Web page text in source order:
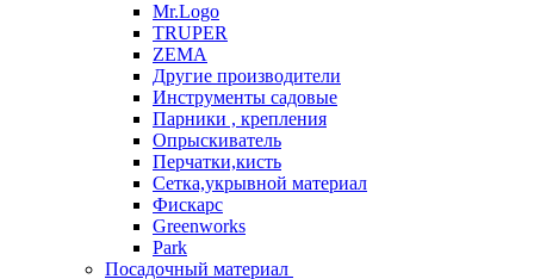
Mr.Logo
TRUPER
ZEMA
Другие производители
Инструменты садовые
Парники , крепления
Опрыскиватель
Перчатки,кисть
Сетка,укрывной материал
Фискарс
Greenworks
Park
Посадочный материал